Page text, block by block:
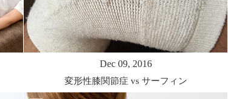
Dec 09, 2016
変形性膝関節症 vs サーフィン